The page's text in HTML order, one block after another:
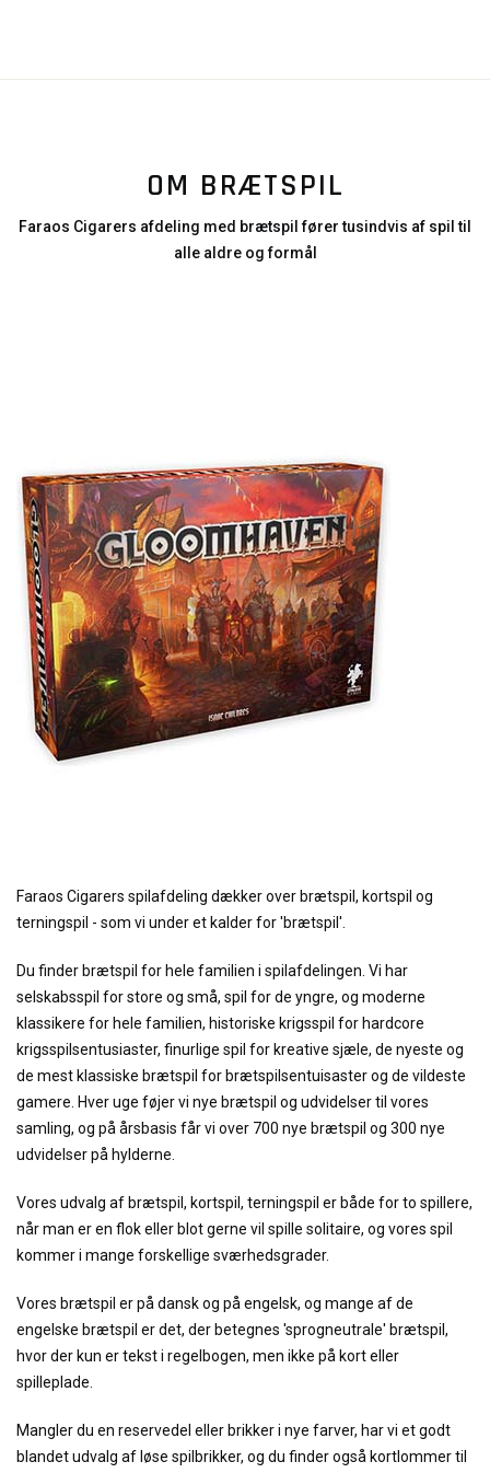
OM BRÆTSPIL
Faraos Cigarers afdeling med brætspil fører tusindvis af spil til
alle aldre og formål
Faraos Cigarers spilafdeling dækker over brætspil, kortspil og
terningspil - som vi under et kalder for 'brætspil'.
Du finder brætspil for hele familien i spilafdelingen. Vi har
selskabsspil for store og små, spil for de yngre, og moderne
klassikere for hele familien, historiske krigsspil for hardcore
krigsspilsentusiaster, finurlige spil for kreative sjæle, de nyeste og
de mest klassiske brætspil for brætspilsentuisaster og de vildeste
gamere. Hver uge føjer vi nye brætspil og udvidelser til vores
samling, og på årsbasis får vi over 700 nye brætspil og 300 nye
udvidelser på hylderne.
Vores udvalg af brætspil, kortspil, terningspil er både for to spillere,
når man er en flok eller blot gerne vil spille solitaire, og vores spil
kommer i mange forskellige sværhedsgrader.
Vores brætspil er på dansk og på engelsk, og mange af de
engelske brætspil er det, der betegnes 'sprogneutrale' brætspil,
hvor der kun er tekst i regelbogen, men ikke på kort eller
spilleplade.
Mangler du en reservedel eller brikker i nye farver, har vi et godt
blandet udvalg af løse spilbrikker, og du finder også kortlommer til